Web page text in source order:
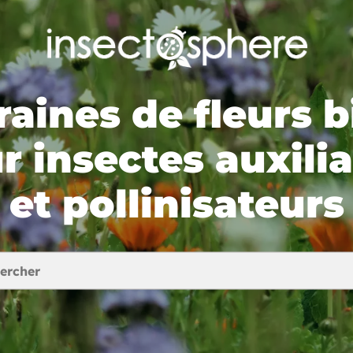
de fleurs
insectes
et pollinisateurs